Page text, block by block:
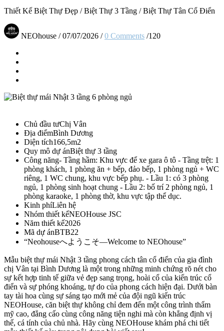
Thiết Kế Biệt Thự Đẹp /Biệt Thự 3 Tầng /Biệt Thự Tân Cổ Điển
NEOhouse / 07/07/2026 / 0 Comments /120
Chủ đầu tưChị Vân
Địa điểmBình Dương
Diện tích166,5m2
Quy mô dự ánBiệt thự 3 tầng
Công năng- Tầng hầm: Khu vực để xe gara ô tô - Tầng trệt: 1
phòng khách, 1 phòng ăn + bếp, đảo bếp, 1 phòng ngủ + WC
riêng, 1 WC chung, khu vực bếp phụ. - Lầu 1: có 3 phòng
ngủ, 1 phòng sinh hoạt chung - Lầu 2: bố trí 2 phòng ngủ, 1
phòng karaoke, 1 phòng thờ, khu vực tập thể dục.
Kinh phíLiên hệ
Nhóm thiết kếNEOHouse JSC
Năm thiết kế2026
Mã dự ánBTB22
“Neohouseへようこそ—Welcome to NEOhouse”
Mẫu biệt thự mái Nhật 3 tầng phong cách tân cổ điển của gia đình
chị Vân tại Bình Dương là một trong những minh chứng rõ nét cho
sự kết hợp tinh tế giữa vẻ đẹp sang trọng, hoài cổ của kiến trúc cổ
điển và sự phóng khoáng, tự do của phong cách hiện đại. Dưới bàn
tay tài hoa cùng sự sáng tạo mới mẻ của đội ngũ kiến trúc
NEOHouse, căn biệt thự không chỉ đem đến một công trình thẩm
mỹ cao, đẳng cấo cùng công năng tiện nghi mà còn khẳng định vị
thế, cá tính của chủ nhà. Hãy cùng NEOHouse khám phá chi tiết